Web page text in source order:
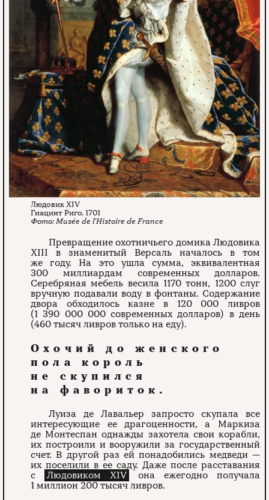
Людовик XIV
Гиацинт Риго, 1701
Musée de l'Histoire de France
Превращение охотничьего домика Людовика
XIII в знаменитый Версаль началось в том
же году. На это ушла сумма, эквивалентная
300 миллиардам современных долларов.
Серебряная мебель весила 1170 тонн, 1200 слуг
вручную подавали воду в фонтаны. Содержание
двора обходилось казне в 120 000 ливров
(1 390 000 000 современных долларов) в день
(460 тысяч ливров только на еду).
Охочий до женского
пола король
не скупился
на фавориток.
Луиза де Лавальер запросто скупала все
интересующие ее драгоценности, а Маркиза
де Монтеспан однажды захотела свои корабли,
их построили и вооружили за государственный
счет. В другой раз ей понадобились медведи —
их поселили в ее саду. Даже после расставания
с
Людовиком XIV
она ежегодно получала
1 миллион 200 тысяч ливров.